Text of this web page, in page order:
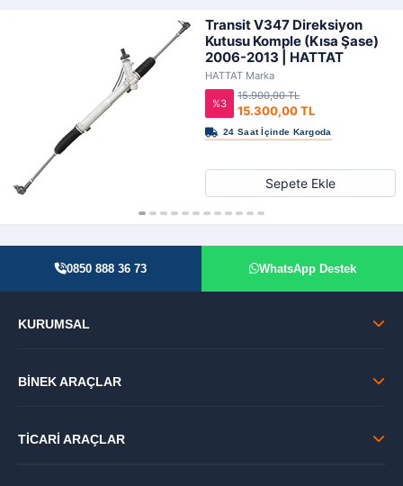
Transit V347 Direksiyon
Kutusu Komple (Kısa Şase)
2006-2013 | HATTAT
HATTAT Marka
%3 15.300,00 TL
15.900,00 TL
Sepete Ekle
0850 888 36 73 WhatsApp Destek
KURUMSAL
BİNEK ARAÇLAR
TİCARİ ARAÇLAR